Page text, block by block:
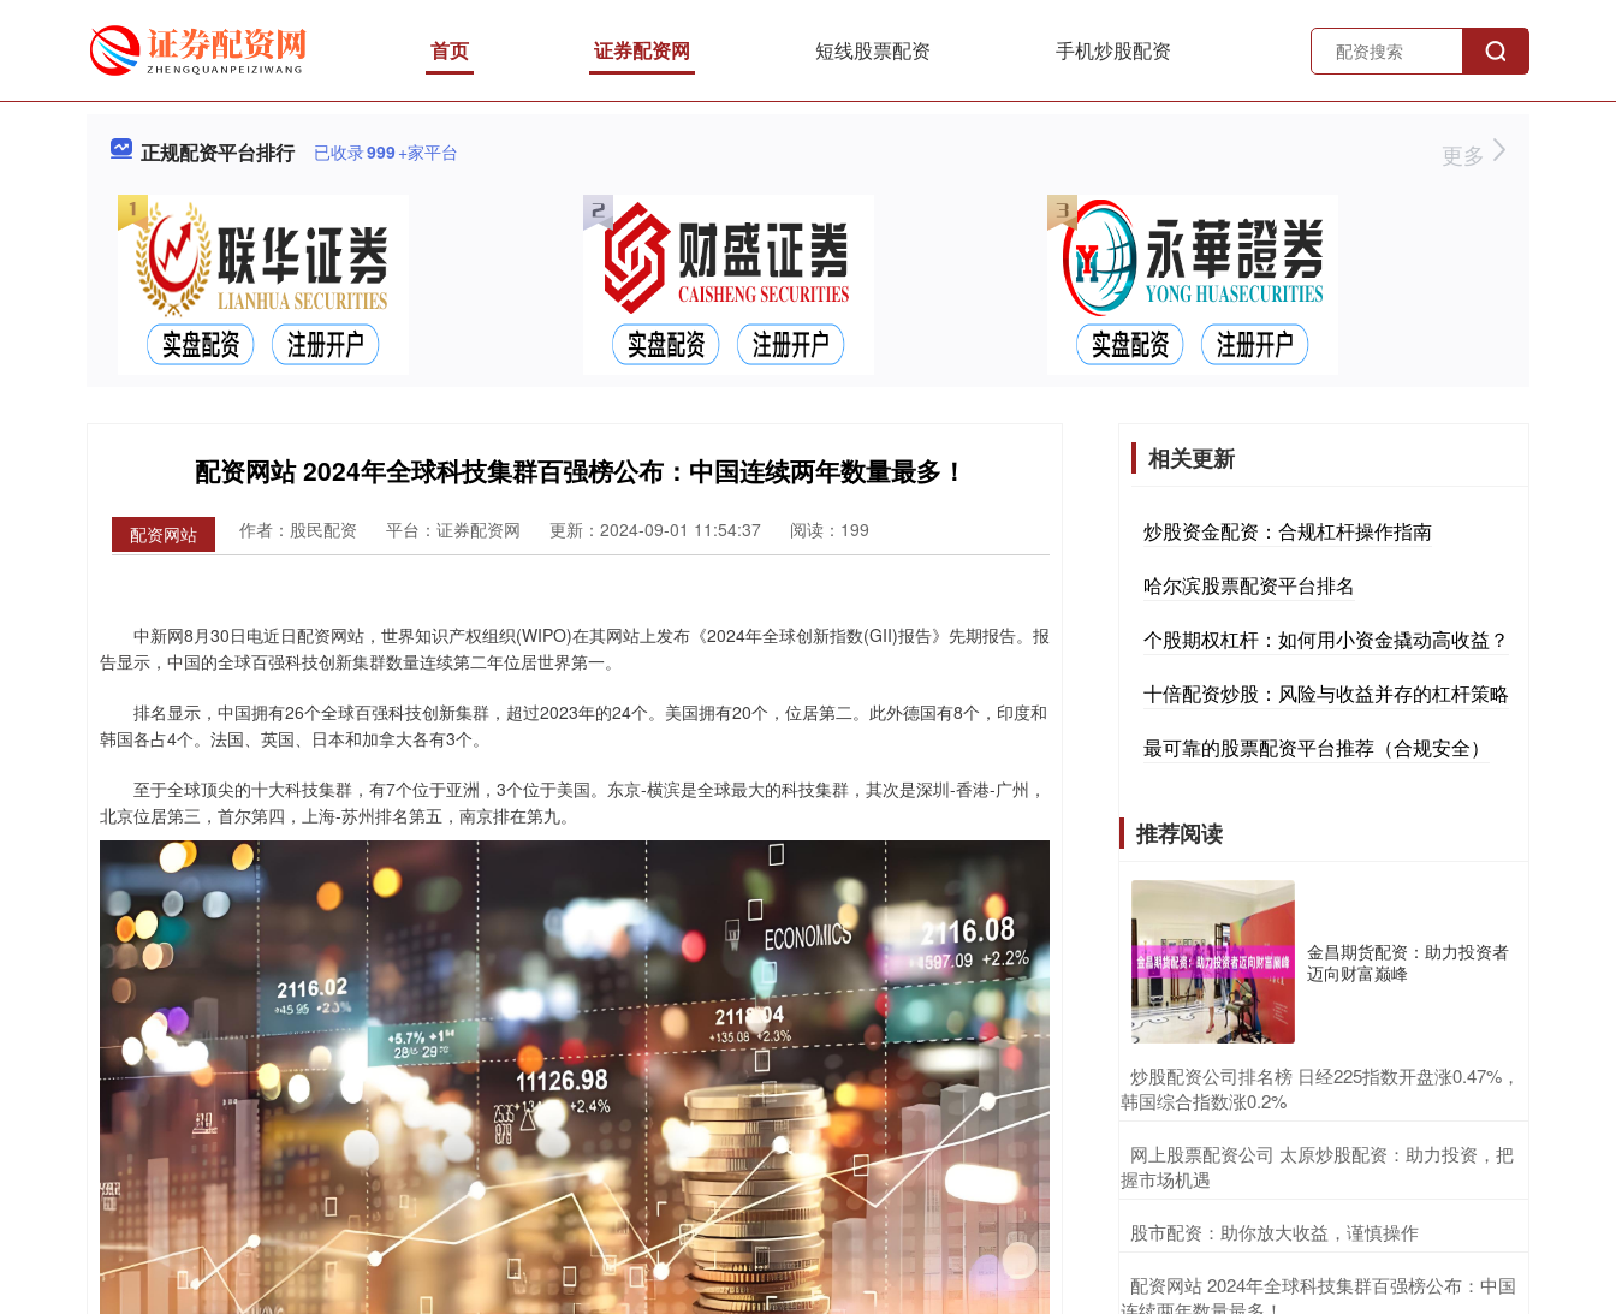
首页 证券配资网 短线股票配资 手机炒股配资
正规配资平台排行 已收录999+家平台 更多
配资网站 2024年全球科技集群百强榜公布：中国连续两年数量最多！
配资网站 作者：股民配资 平台：证券配资网 更新：2024-09-01 11:54:37 阅读：199
中新网8月30日电近日配资网站，世界知识产权组织(WIPO)在其网站上发布《2024年全球创新指数(GII)报告》先期报告。报
告显示，中国的全球百强科技创新集群数量连续第二年位居世界第一。
排名显示，中国拥有26个全球百强科技创新集群，超过2023年的24个。美国拥有20个，位居第二。此外德国有8个，印度和
韩国各占4个。法国、英国、日本和加拿大各有3个。
至于全球顶尖的十大科技集群，有7个位于亚洲，3个位于美国。东京-横滨是全球最大的科技集群，其次是深圳-香港-广州，
北京位居第三，首尔第四，上海-苏州排名第五，南京排在第九。
相关更新
炒股资金配资：合规杠杆操作指南
哈尔滨股票配资平台排名
个股期权杠杆：如何用小资金撬动高收益？
十倍配资炒股：风险与收益并存的杠杆策略
最可靠的股票配资平台推荐（合规安全）
推荐阅读
金昌期货配资：助力投资者
迈向财富巅峰
​炒股配资公司排名榜 日经225指数开盘涨0.47%，
韩国综合指数涨0.2%
​网上股票配资公司 太原炒股配资：助力投资，把
握市场机遇
​股市配资：助你放大收益，谨慎操作
​配资网站 2024年全球科技集群百强榜公布：中国